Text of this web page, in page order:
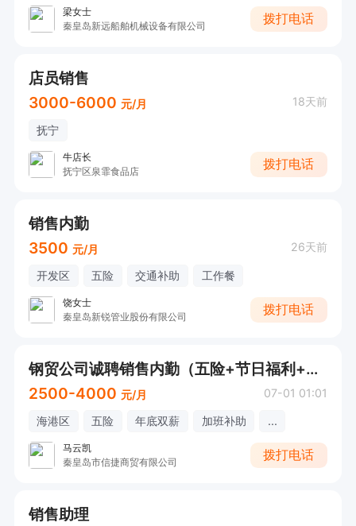
梁女士
秦皇岛新远船舶机械设备有限公司
拨打电话
店员销售
3000-6000 元/月 18天前
抚宁
牛店长
抚宁区泉霏食品店
拨打电话
销售内勤
3500 元/月 26天前
开发区 五险 交通补助 工作餐
饶女士
秦皇岛新锐管业股份有限公司
拨打电话
钢贸公司诚聘销售内勤（五险+节日福利+年底双薪）
2500-4000 元/月 07-01 01:01
海港区 五险 年底双薪 加班补助 ...
马云凯
秦皇岛市信捷商贸有限公司
拨打电话
销售助理